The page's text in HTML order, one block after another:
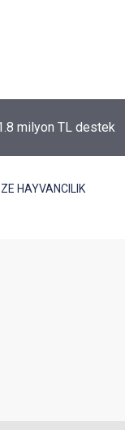
milyon TL destek
HAYVANCILIK